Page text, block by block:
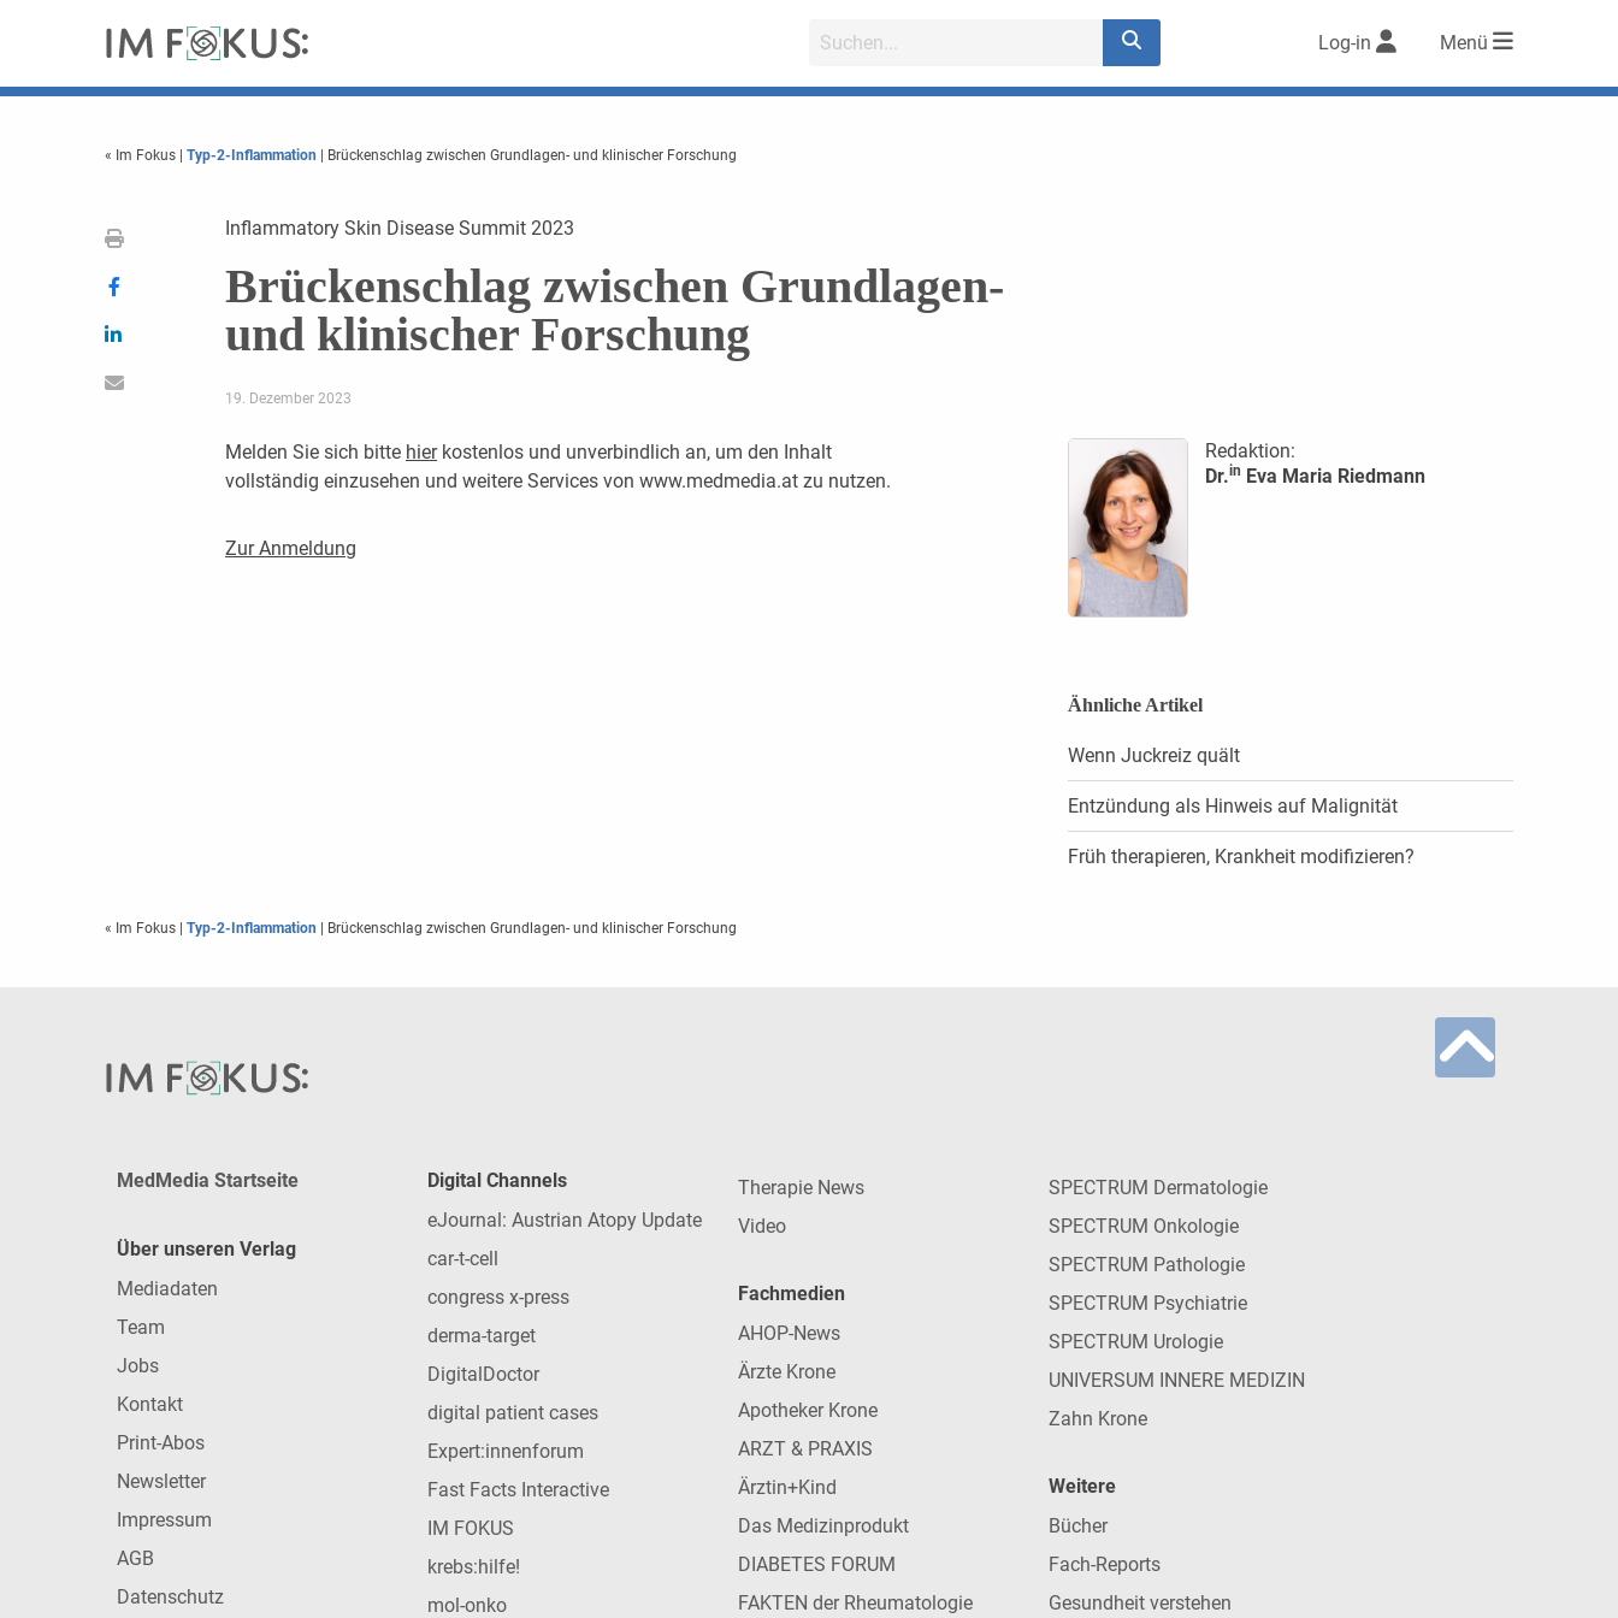
Log-in Menü
« Im Fokus Typ-2-Inflammation | Brückenschlag zwischen Grundlagen- und klinischer Forschung
Inflammatory Skin Disease Summit 2023
Brückenschlag zwischen Grundlagen-
und klinischer Forschung
19. Dezember 2023
Melden Sie sich bitte hierkostenlos und unverbindlich an, um den Inhalt
vollständig einzusehen und weitere Services von www.medmedia.at zu nutzen.
Zur Anmeldung
Redaktion:
Dr.in Eva Maria Riedmann
Ähnliche Artikel
Wenn Juckreiz quält
Entzündung als Hinweis auf Malignität
Früh therapieren, Krankheit modifizieren?
« Im Fokus | Typ-2-Inflammation | Brückenschlag zwischen Grundlagen- und klinischer Forschung
MedMedia Startseite
Über unseren Verlag
Mediadaten
Team
Jobs
Kontakt
Print-Abos
Newsletter
Impressum
AGB
Datenschutz
Digital Channels
eJournal: Austrian Atopy Update
car-t-cell
congress x-press
derma-target
DigitalDoctor
digital patient cases
Expert:innenforum
Fast Facts Interactive
IM FOKUS
krebs:hilfe!
mol-onko
Therapie News
Video
Fachmedien
AHOP-News
Ärzte Krone
Apotheker Krone
ARZT & PRAXIS
Ärztin+Kind
Das Medizinprodukt
DIABETES FORUM
FAKTEN der Rheumatologie
SPECTRUM Dermatologie
SPECTRUM Onkologie
SPECTRUM Pathologie
SPECTRUM Psychiatrie
SPECTRUM Urologie
UNIVERSUM INNERE MEDIZIN
Zahn Krone
Weitere
Bücher
Fach-Reports
Gesundheit verstehen